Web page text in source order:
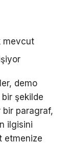
mevcut
demo
şekilde
bir paragraf,
ilgisini
etmenize